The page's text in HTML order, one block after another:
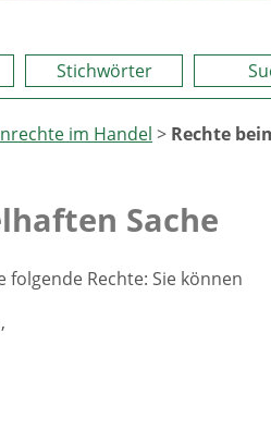
Stichwörter
im Handel > Rechte
Sache
folgende Rechte: Sie können